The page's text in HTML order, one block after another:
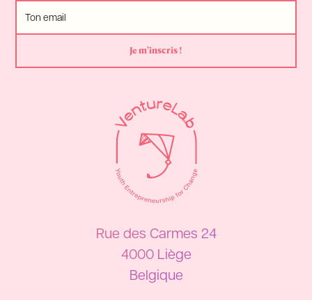
Rue des Carmes 24
4000 Liège
Belgique